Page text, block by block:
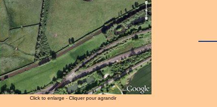
Click to enlarge - Cliquer pour agrandir